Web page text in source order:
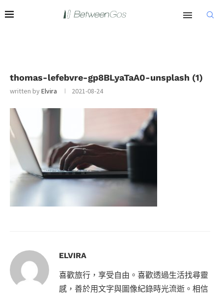
thomas-lefebvre-gp8BLyaTaA0-unsplash (1)
written byElvira 2021-08-24
ELVIRA
喜歡旅行，享受自由。喜歡透過生活找尋靈
感，善於用文字與圖像紀錄時光流逝。相信